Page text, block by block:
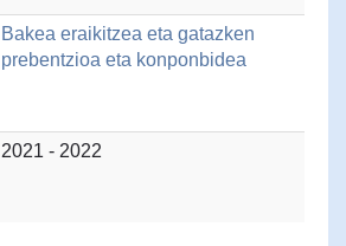
Bakea eraikitzea eta gatazken
prebentzioa eta konponbidea
2021 - 2022